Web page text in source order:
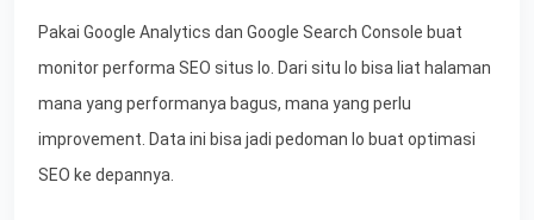
Pakai Google Analytics dan Google Search Console buat
monitor performa SEO situs lo. Dari situ lo bisa liat halaman
mana yang performanya bagus, mana yang perlu
improvement. Data ini bisa jadi pedoman lo buat optimasi
SEO ke depannya.